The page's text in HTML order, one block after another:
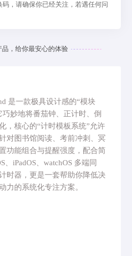
，请确保你已经关注，若遇任何问
品，给你最安心的体验
是一款极具设计感的“模块
妙地将番茄钟、正计时、倒
，核心的“计时模板系统”允许
对图书馆阅读、考前冲刺、冥
功能组合与提醒强度，配合简
iPadOS、watchOS 多端同
时器，更是一套帮助你降低决
力的系统化专注方案。